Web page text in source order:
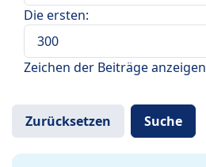
Die ersten:
Zeichen der Beiträge anzeigen